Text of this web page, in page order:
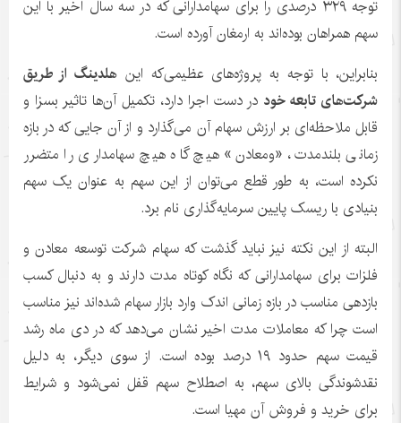
توجه ۳۲۹ درصدی را برای سهامدارانی که در سه سال اخیر با این
سهم همراهان بوده‌اند به ارمغان آورده است.
بنابراین، با توجه به پروژه‌های عظیمی‌که این هلدینگ از طریق
شرکت‌های تابعه خود در دست اجرا دارد، تکمیل آن‌ها تاثیر بسزا و
قابل ملاحظه‌ای بر ارزش سهام آن می‌گذارد و از آن جایی که در بازه
زمانی بلندمدت، «ومعادن» هیچ گاه هیچ سهامداری را متضرر
نکرده است، به طور قطع می‌توان از این سهم به عنوان یک سهم
بنیادی با ریسک پایین سرمایه‌گذاری نام برد.
البته از این نکته نیز نباید گذشت که سهام شرکت توسعه معادن و
فلزات برای سهامدارانی که نگاه کوتاه مدت دارند و به دنبال کسب
بازدهی مناسب در بازه زمانی اندک وارد بازار سهام شده‌اند نیز مناسب
است چرا که معاملات مدت اخیر نشان می‌دهد که در دی ماه رشد
قیمت سهم حدود ۱۹ درصد بوده است. از سوی دیگر، به دلیل
نقدشوندگی بالای سهم، به اصطلاح سهم قفل نمی‌شود و شرایط
برای خرید و فروش آن مهیا است.